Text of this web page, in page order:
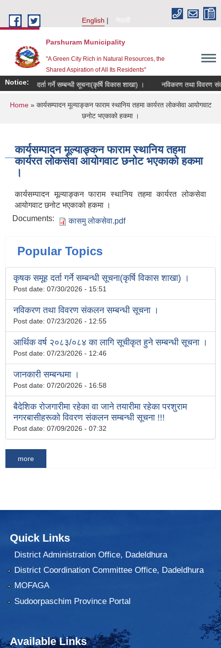
English
नेपाली
Parshuram Municipality
"A Green City Rich in Natural Resources, the
Shared Aspiration of All Its Residents"
Notice:
समूह दर्ता गर्ने सम्बन्धी सूचना(कृर्षि विकास शाखा) । नविकरण तथा विवरण
You are here
Home» कार्यसम्पादन मूल्याङ्कन फाराम स्थानिय तहमा कार्यरत लोकसेवा आयोगवाट
छनोट भएकाको हकमा ।
कार्यसम्पादन मूल्याङ्कन फाराम स्थानिय तहमा
कार्यरत लोकसेवा आयोगवाट छनोट भएकाको हकमा
।
कार्यसम्पादन मूल्याङ्कन फाराम स्थानिय तहमा कार्यरत लोकसेवा
आयोगवाट छनोट भएकाको हकमा ।
Documents:
कासमु लोकसेवा.pdf
Popular Topics
कृषक समूह दर्ता गर्ने सम्बन्धी सूचना(कृर्षि विकास शाखा) ।
Post date: 07/30/2026 - 15:51
नविकरण तथा विवरण संकलन सम्बन्धी सूचना ।
Post date: 07/23/2026 - 12:55
आर्थिक वर्ष २०८३/०८४ का लागि सूचीकृत हुने सम्बन्धी सूचना ।
Post date: 07/23/2026 - 12:46
जानकारी सम्बन्धमा ।
Post date: 07/20/2026 - 16:58
बैदेशिक रोजगारीमा रहेका वा जाने तयारीमा रहेका परशुराम
नगरबासीहरूको विवरण संकलन सम्बन्धी सूचना !!!
Post date: 07/09/2026 - 07:32
more
Quick Links
District Administration Office, Dadeldhura
District Coordination Committee Office, Dadeldhura
MOFAGA
Sudoorpaschim Province Portal
Available Links